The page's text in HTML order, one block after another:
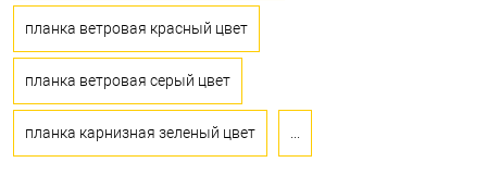
планка ветровая красный цвет
планка ветровая серый цвет
планка карнизная зеленый цвет